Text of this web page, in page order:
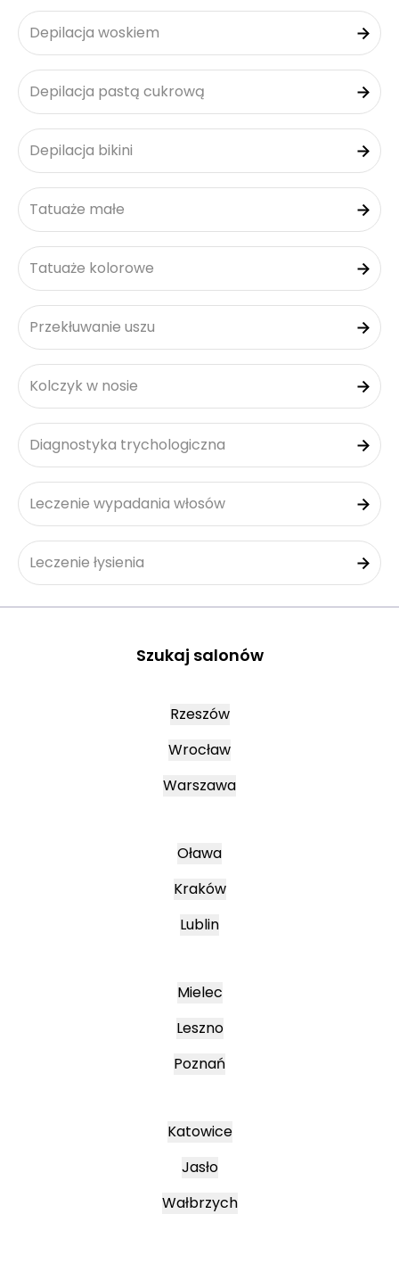
Depilacja woskiem
Depilacja pastą cukrową
Depilacja bikini
Tatuaże małe
Tatuaże kolorowe
Przekłuwanie uszu
Kolczyk w nosie
Diagnostyka trychologiczna
Leczenie wypadania włosów
Leczenie łysienia
Szukaj salonów
Rzeszów
Wrocław
Warszawa
Oława
Kraków
Lublin
Mielec
Leszno
Poznań
Katowice
Jasło
Wałbrzych